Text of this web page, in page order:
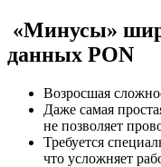
«Минусы»
данных PON
Возросшая
Даже самая
не позволяет
Требуется
что усложняет